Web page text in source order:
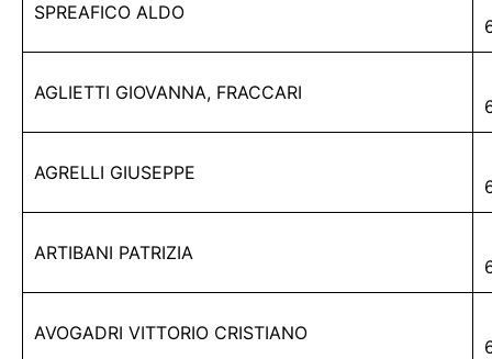
SPREAFICO ALDO
AGLIETTI GIOVANNA, FRACCARI
AGRELLI GIUSEPPE
ARTIBANI PATRIZIA
AVOGADRI VITTORIO CRISTIANO